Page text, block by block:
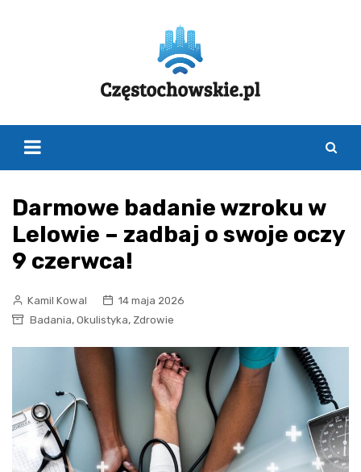
Darmowe badanie wzroku w
Lelowie – zadbaj o swoje oczy
9 czerwca!
Kamil Kowal
14 maja 2026
Badania, Okulistyka, Zdrowie